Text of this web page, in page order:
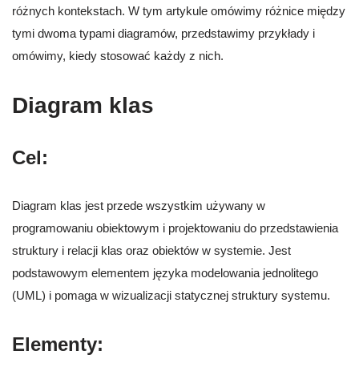
różnych kontekstach. W tym artykule omówimy różnice między
tymi dwoma typami diagramów, przedstawimy przykłady i
omówimy, kiedy stosować każdy z nich.
Diagram klas
Cel:
Diagram klas jest przede wszystkim używany w
programowaniu obiektowym i projektowaniu do przedstawienia
struktury i relacji klas oraz obiektów w systemie. Jest
podstawowym elementem języka modelowania jednolitego
(UML) i pomaga w wizualizacji statycznej struktury systemu.
Elementy: